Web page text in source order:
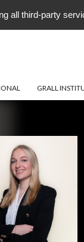
GRALL
all third-party